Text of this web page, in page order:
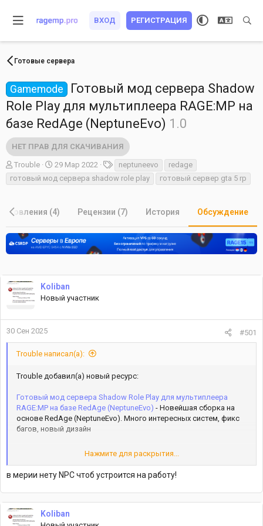
ВХОД РЕГИСТРАЦИЯ
Готовые сервера
Gamemode
Готовый мод сервера Shadow
Role Play для мультиплеера RAGE:MP на
базе RedAge (NeptuneEvo) 1.0
НЕТ ПРАВ ДЛЯ СКАЧИВАНИЯ
А
в
т
р
т
е
м
ы
Trouble
Д
а
т
а
ч
а
л
29 Мар 2022
е
г
neptuneevo
redage
готовый мод сервера shadow role play
готовый сервер gta 5 rp
(4) Рецензии (7) История Обсуждение
Koliban
Новый участник
30 Сен 2025 #501
Trouble написал(а):
Trouble добавил(а) новый ресурс:
Готовый мод сервера Shadow Role Play для мультиплеера
RAGE:MP на базе RedAge (NeptuneEvo) - Новейшая сборка на
основе RedAge (NeptuneEvo). Много интересных систем, фикс
багов, новый дизайн
Узнать больше об этом ресурсе...
Нажмите для раскрытия...
в мерии нету NPC чтоб устроится на работу!
Koliban